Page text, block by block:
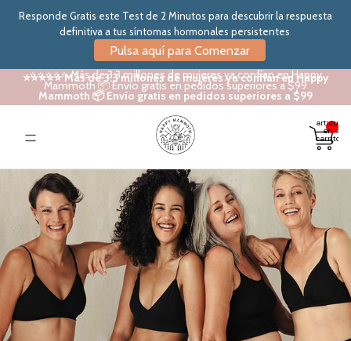
Responde Gratis este Test de 2 Minutos para descubrir la respuesta
definitiva a tus síntomas hormonales persistentes
Pulsa aquí para Comenzar
⭐⭐⭐⭐⭐ Más de 3.3 millones de mujeres ya confían en Happy
Mammoth 📦 Envío gratis en pedidos superiores a $99
⭐⭐⭐⭐⭐ Más de 3.3 millones de mujeres ya confían en Happy
Mammoth 📦 Envío gratis en pedidos superiores a $99
artículos
en el
carrito: 0